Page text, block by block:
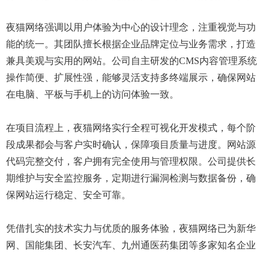
夜猫网络强调以用户体验为中心的设计理念，注重视觉与功
能的统一。其团队擅长根据企业品牌定位与业务需求，打造
兼具美观与实用的网站。公司自主研发的CMS内容管理系统
操作简便、扩展性强，能够灵活支持多终端展示，确保网站
在电脑、平板与手机上的访问体验一致。
在项目流程上，夜猫网络实行全程可视化开发模式，每个阶
段成果都会与客户实时确认，保障项目质量与进度。网站源
代码完整交付，客户拥有完全使用与管理权限。公司提供长
期维护与安全监控服务，定期进行漏洞检测与数据备份，确
保网站运行稳定、安全可靠。
凭借扎实的技术实力与优质的服务体验，夜猫网络已为新华
网、国能集团、长安汽车、九州通医药集团等多家知名企业